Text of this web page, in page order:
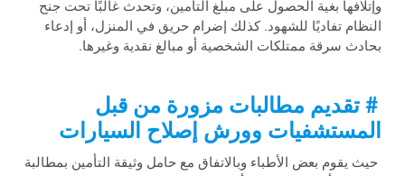
وإتلافها بغية الحصول على مبلغ التأمين، وتحدث غالبًا تحت جنح
النظام تفاديًا للشهود. كذلك إضرام حريق في المنزل، أو إدعاء
بحادث سرقة ممتلكات الشخصية أو مبالغ نقدية وغيرها.
# تقديم مطالبات مزورة من قبل
المستشفيات وورش إصلاح السيارات
حيث يقوم بعض الأطباء وبالاتفاق مع حامل وثيقة التأمين بمطالبة